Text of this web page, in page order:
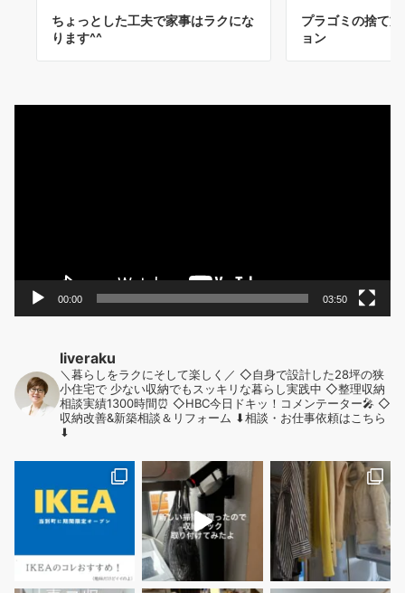
ちょっとした工夫で家事はラクにな
ります^^
プラゴミの捨て
ョン
00:00 03:50
liveraku
＼暮らしをラクにそして楽しく／ ◇自身で設計した28坪の狭
小住宅で 少ない収納でもスッキリな暮らし実践中 ◇整理収納
相談実績1300時間⏰ ◇HBC今日ドキッ！コメンテーター🎤 ◇
収納改善&新築相談＆リフォーム ⬇︎相談・お仕事依頼はこちら
⬇︎